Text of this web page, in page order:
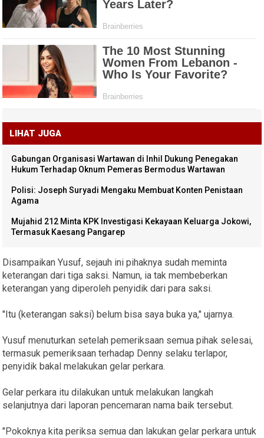
LIHAT JUGA
Gabungan Organisasi Wartawan di Inhil Dukung Penegakan
Hukum Terhadap Oknum Pemeras Bermodus Wartawan
Polisi: Joseph Suryadi Mengaku Membuat Konten Penistaan
Agama
Mujahid 212 Minta KPK Investigasi Kekayaan Keluarga Jokowi,
Termasuk Kaesang Pangarep
Disampaikan Yusuf, sejauh ini pihaknya sudah meminta
keterangan dari tiga saksi. Namun, ia tak membeberkan
keterangan yang diperoleh penyidik dari para saksi.
"Itu (keterangan saksi) belum bisa saya buka ya," ujarnya.
Yusuf menuturkan setelah pemeriksaan semua pihak selesai,
termasuk pemeriksaan terhadap Denny selaku terlapor,
penyidik bakal melakukan gelar perkara.
Gelar perkara itu dilakukan untuk melakukan langkah
selanjutnya dari laporan pencemaran nama baik tersebut.
"Pokoknya kita periksa semua dan lakukan gelar perkara untuk